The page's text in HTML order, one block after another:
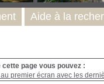
page vous pouvez :
premier écran avec les
Aide à la